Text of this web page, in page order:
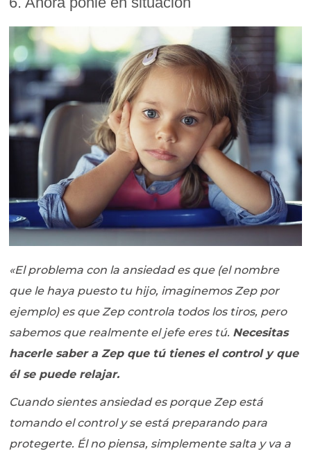
«El problema con la ansiedad es que (el nombre
que le haya puesto tu hijo, imaginemos Zep por
ejemplo) es que Zep controla todos los tiros, pero
sabemos que realmente el jefe eres tú. Necesitas
hacerle saber a Zep que tú tienes el control y que
él se puede relajar.
Cuando sientes ansiedad es porque Zep está
tomando el control y se está preparando para
protegerte. Él no piensa, simplemente salta y va a